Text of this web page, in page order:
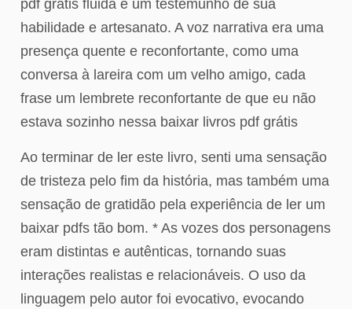
pdf grátis fluida é um testemunho de sua
habilidade e artesanato. A voz narrativa era uma
presença quente e reconfortante, como uma
conversa à lareira com um velho amigo, cada
frase um lembrete reconfortante de que eu não
estava sozinho nessa baixar livros pdf grátis
Ao terminar de ler este livro, senti uma sensação
de tristeza pelo fim da história, mas também uma
sensação de gratidão pela experiência de ler um
baixar pdfs tão bom. * As vozes dos personagens
eram distintas e autênticas, tornando suas
interações realistas e relacionáveis. O uso da
linguagem pelo autor foi evocativo, evocando